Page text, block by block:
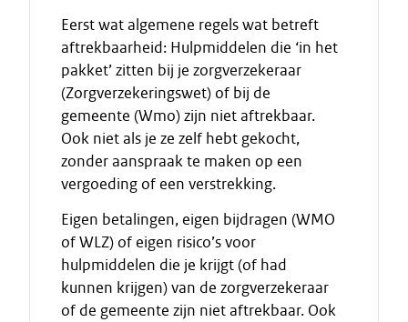
Eerst wat algemene regels wat betreft
aftrekbaarheid: Hulpmiddelen die ‘in het
pakket’ zitten bij je zorgverzekeraar
(Zorgverzekeringswet) of bij de
gemeente (Wmo) zijn niet aftrekbaar.
Ook niet als je ze zelf hebt gekocht,
zonder aanspraak te maken op een
vergoeding of een verstrekking.
Eigen betalingen, eigen bijdragen (WMO
of WLZ) of eigen risico’s voor
hulpmiddelen die je krijgt (of had
kunnen krijgen) van de zorgverzekeraar
of de gemeente zijn niet aftrekbaar. Ook